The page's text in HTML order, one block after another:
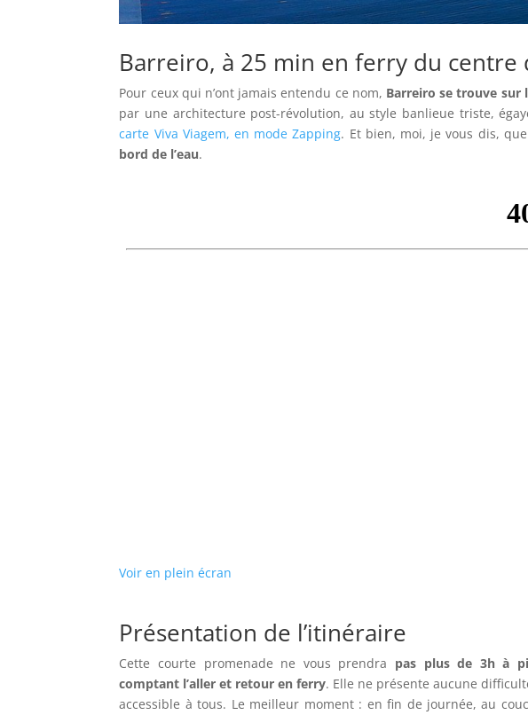
Barreiro, à 25 min en ferry du centre
Pour ceux qui n’ont jamais entendu ce nom, Barreiro se trouve sur
par une architecture post-révolution, au style banlieue triste,
carte Viva Viagem, en mode Zapping. Et bien, moi, je vous dis,
bord de l’eau.
Voir en plein écran
Présentation de l’itinéraire
Cette courte promenade ne vous prendra pas plus de 3h à
comptant l’aller et retour en ferry. Elle ne présente aucune
accessible à tous. Le meilleur moment : en fin de journée, au